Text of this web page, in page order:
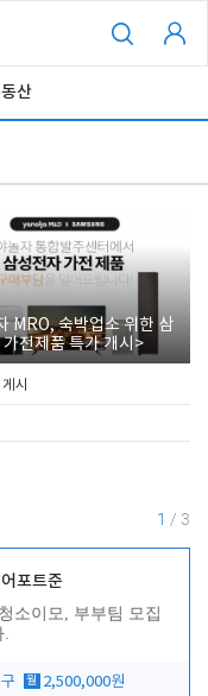
산
MRO, 숙박업소 위한 삼
가전제품 특가 개시>
시
1 / 3
포트준
소이모, 부부팀 모집
.
월 2,500,000원